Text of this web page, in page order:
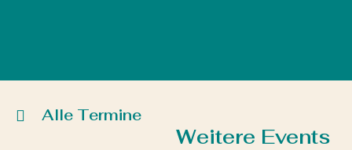
Alle Termine
Weitere Events